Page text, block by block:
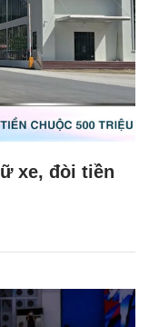
xe, đòi tiền